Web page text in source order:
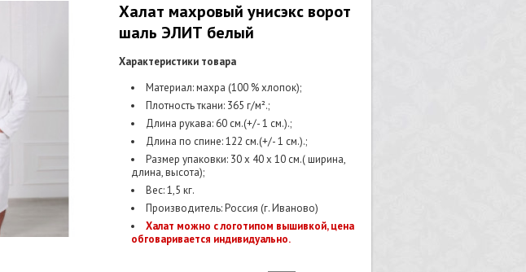
Халат махровый унисэкс ворот
шаль ЭЛИТ белый
Характеристики товара
Материал: махра (100 % хлопок);
Плотность ткани: 365 г/м².;
Длина рукава: 60 см.(+/- 1 см.).;
Длина по спине: 122 см.(+/- 1 см.).;
Размер упаковки: 30 x 40 x 10 см.( ширина,
длина, высота);
Вес: 1,5 кг.
Производитель: Россия (г. Иваново)
Халат можно с логотипом вышивкой, цена
обговаривается индивидуально.